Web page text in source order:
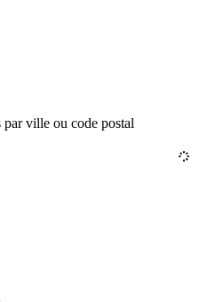
par ville ou code postal